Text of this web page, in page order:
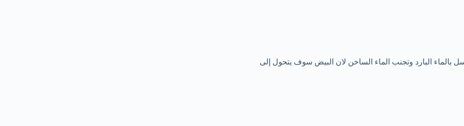
البلسم على الشعر لمدة 5 دقائق ثم يغسل بالماء البارد وتجنب الماء الساخن لان البيض سوف يتحول إلى